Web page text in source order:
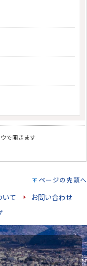
で開きます
ページの先頭へ
いて
お問い合わせ